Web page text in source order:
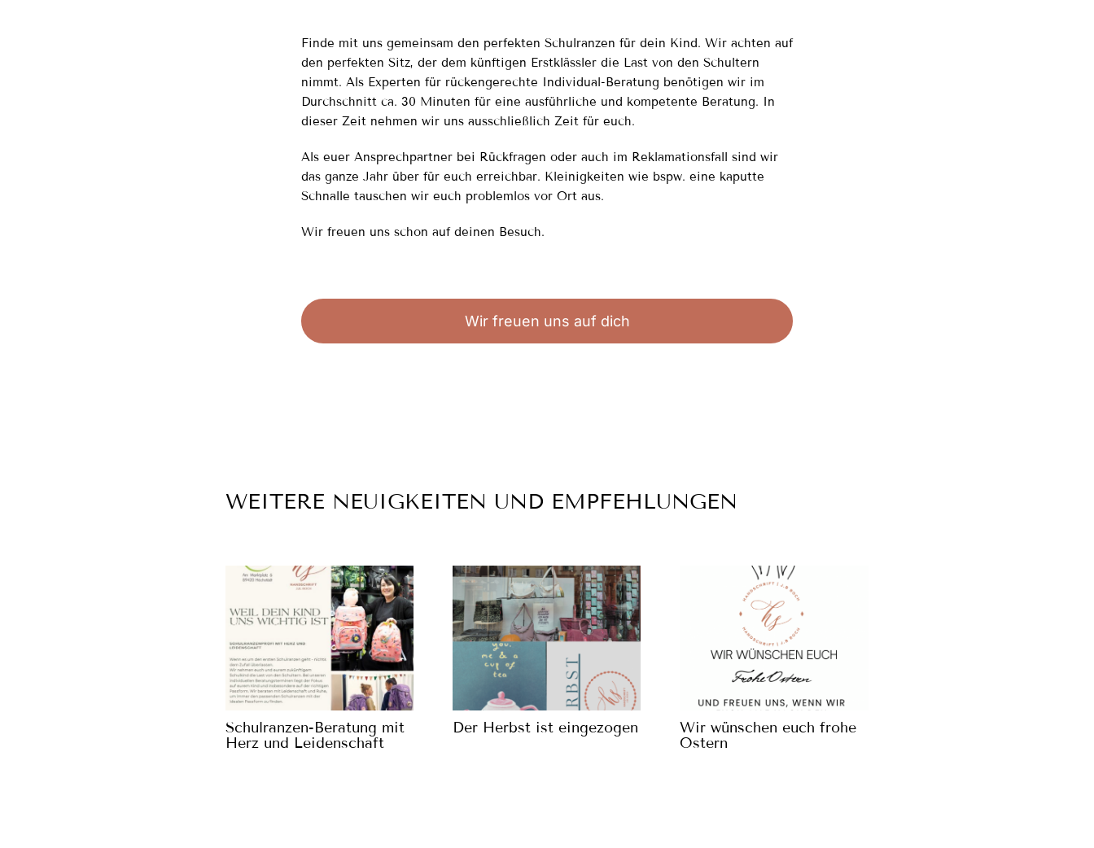
Finde mit uns gemeinsam den perfekten Schulranzen für dein Kind. Wir achten auf
den perfekten Sitz, der dem künftigen Erstklässler die Last von den Schultern
nimmt. Als Experten für rückengerechte Individual-Beratung benötigen wir im
Durchschnitt ca. 30 Minuten für eine ausführliche und kompetente Beratung. In
dieser Zeit nehmen wir uns ausschließlich Zeit für euch.
Als euer Ansprechpartner bei Rückfragen oder auch im Reklamationsfall sind wir
das ganze Jahr über für euch erreichbar. Kleinigkeiten wie bspw. eine kaputte
Schnalle tauschen wir euch problemlos vor Ort aus.
Wir freuen uns schon auf deinen Besuch.
Wir freuen uns auf dich
WEITERE NEUIGKEITEN UND EMPFEHLUNGEN
Schulranzen-Beratung mit
Herz und Leidenschaft
Der Herbst ist eingezogen
Wir wünschen euch frohe
Ostern